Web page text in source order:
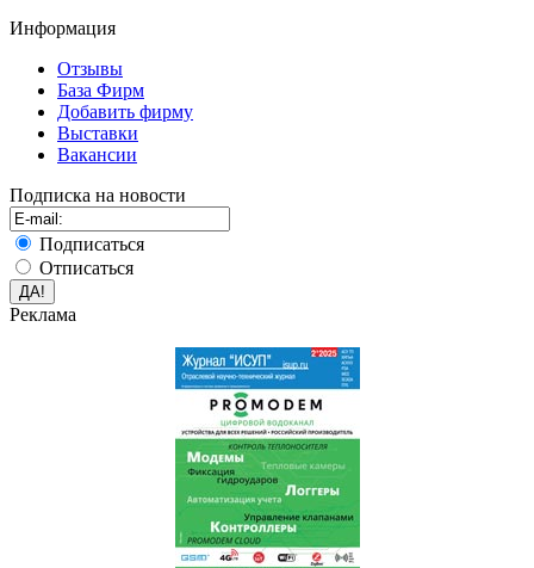
Информация
Отзывы
База Фирм
Добавить фирму
Выставки
Вакансии
Подписка на новости
Подписаться
Отписаться
Реклама